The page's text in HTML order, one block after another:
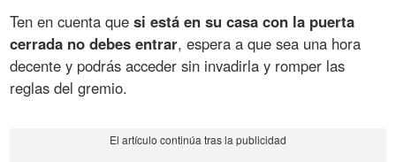
Ten en cuenta quesi está en su casa con la puerta
cerrada no debes entrar, espera a que sea una hora
decente y podrás acceder sin invadirla y romper las
reglas del gremio.